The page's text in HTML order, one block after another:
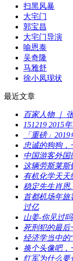
​扫黑风暴
​大宅门
郭宝昌
​大宅门导演
​喻恩泰
​吴奇隆
马雅舒
​徐小凤现状
最近文章
百家人物 ｜
​151219 2015
「重磅」
忠诚的狗狗，
中国游客外国
这辆劳斯莱斯
有机化学天天
稳定先生肖恩
首都机场年
过亿
山姜-你见过
死刑犯的最后
经济学当中的
换个头像吧，
红军为什么要